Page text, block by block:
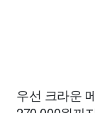
우선 크라운